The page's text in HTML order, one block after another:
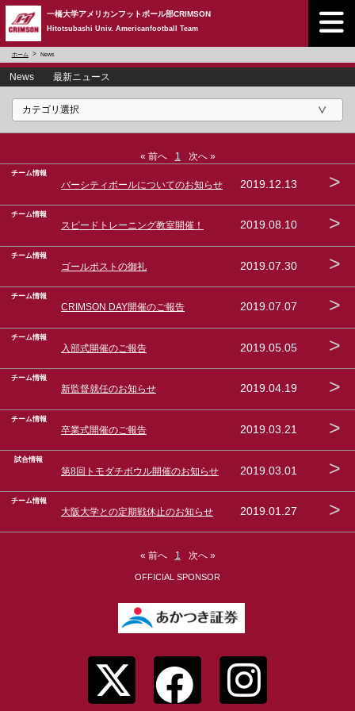
一橋大学アメリカンフットボール部CRIMSON
Hitotsubashi Univ. Americanfootball Team
ホーム News
News 最新ニュース
« 前へ 1 次へ »
チーム情報
バーシティボールについてのお知らせ 2019.12.13 >
チーム情報
スピードトレーニング教室開催！ 2019.08.10 >
チーム情報
ゴールポストの御礼 2019.07.30 >
チーム情報
CRIMSON DAY開催のご報告 2019.07.07 >
チーム情報
入部式開催のご報告 2019.05.05 >
チーム情報
新監督就任のお知らせ 2019.04.19 >
チーム情報
卒業式開催のご報告 2019.03.21 >
試合情報
第8回トモダチボウル開催のお知らせ 2019.03.01 >
チーム情報
大阪大学との定期戦休止のお知らせ 2019.01.27 >
« 前へ 1 次へ »
OFFICIAL SPONSOR